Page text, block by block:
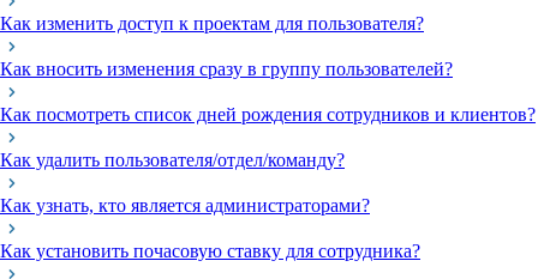
Как изменить доступ к проектам для пользователя?
Как вносить изменения сразу в группу пользователей?
Как посмотреть список дней рождения сотрудников и клиентов?
Как удалить пользователя/отдел/команду?
Как узнать, кто является администраторами?
Как установить почасовую ставку для сотрудника?